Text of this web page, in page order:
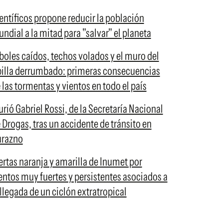
propone reducir la población
a la mitad para "salvar" el planeta
caídos, techos volados y el muro del
derrumbado: primeras consecuencias
las tormentas y vientos en todo el país
Gabriel Rossi, de la Secretaría Nacional
Drogas, tras un accidente de tránsito en
naranja y amarilla de Inumet por
muy fuertes y persistentes asociados a
de un ciclón extratropical